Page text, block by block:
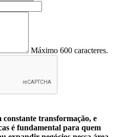
Máximo 600 caracteres.
constante transformação, e
é fundamental para quem